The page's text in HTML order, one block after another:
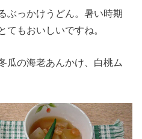
ぶっかけうどん。暑い時期
てもおいしいですね。
瓜の海老あんかけ、白桃ム